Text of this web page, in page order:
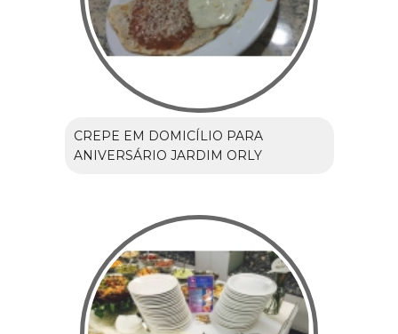
CREPE EM DOMICÍLIO PARA
ANIVERSÁRIO JARDIM ORLY